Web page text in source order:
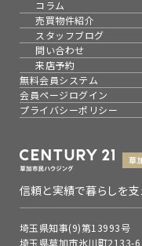
コラム
売買物件紹介
スタッフブログ
問い合わせ
来店予約
無料会員システム
会員ページログイン
プライバシーポリシー
信頼と実績で暮らしを
埼玉県知事(9)第13993号
埼玉県草加市氷川町2133-6